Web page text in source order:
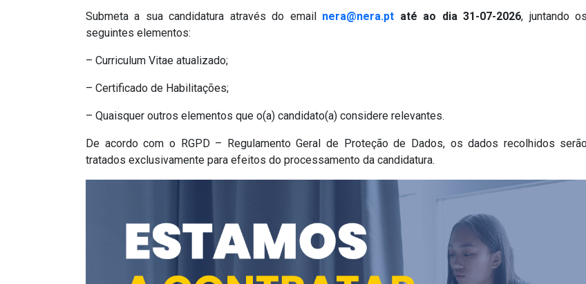
Submeta a sua candidatura através do email nera@nera.pt até ao dia 31-07-2026, juntando os
seguintes elementos:
– Curriculum Vitae atualizado;
– Certificado de Habilitações;
– Quaisquer outros elementos que o(a) candidato(a) considere relevantes.
De acordo com o RGPD – Regulamento Geral de Proteção de Dados, os dados recolhidos
tratados exclusivamente para efeitos do processamento da candidatura.